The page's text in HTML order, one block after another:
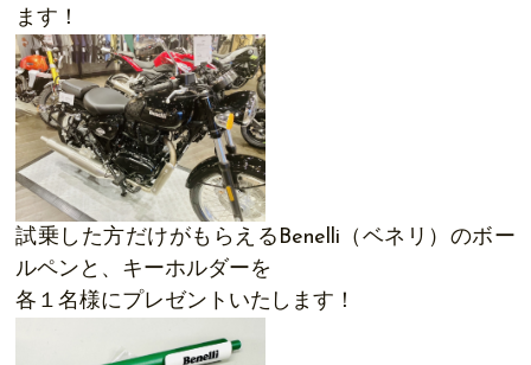
ます！
試乗した方だけがもらえるBenelli（ベネリ）のボー
ルペンと、キーホルダーを
各１名様にプレゼントいたします！